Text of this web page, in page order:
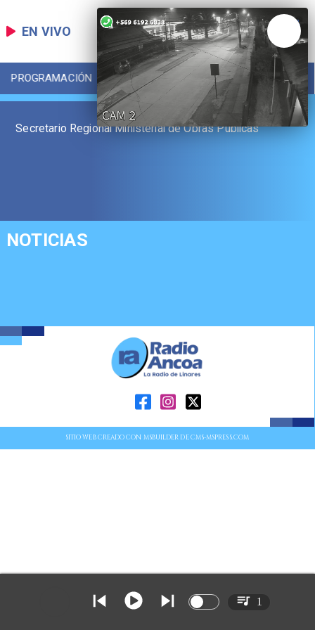
EN VIVO
PROGRAMACIÓN LOCAL DEPORTES
Secretario Regional Ministerial de Obras Públicas
NOTICIAS
SITIO WEB CREADO CON MSBUILDER DE CMS-MSPRESS.COM
1